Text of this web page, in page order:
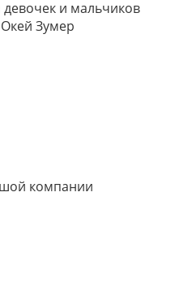
компании